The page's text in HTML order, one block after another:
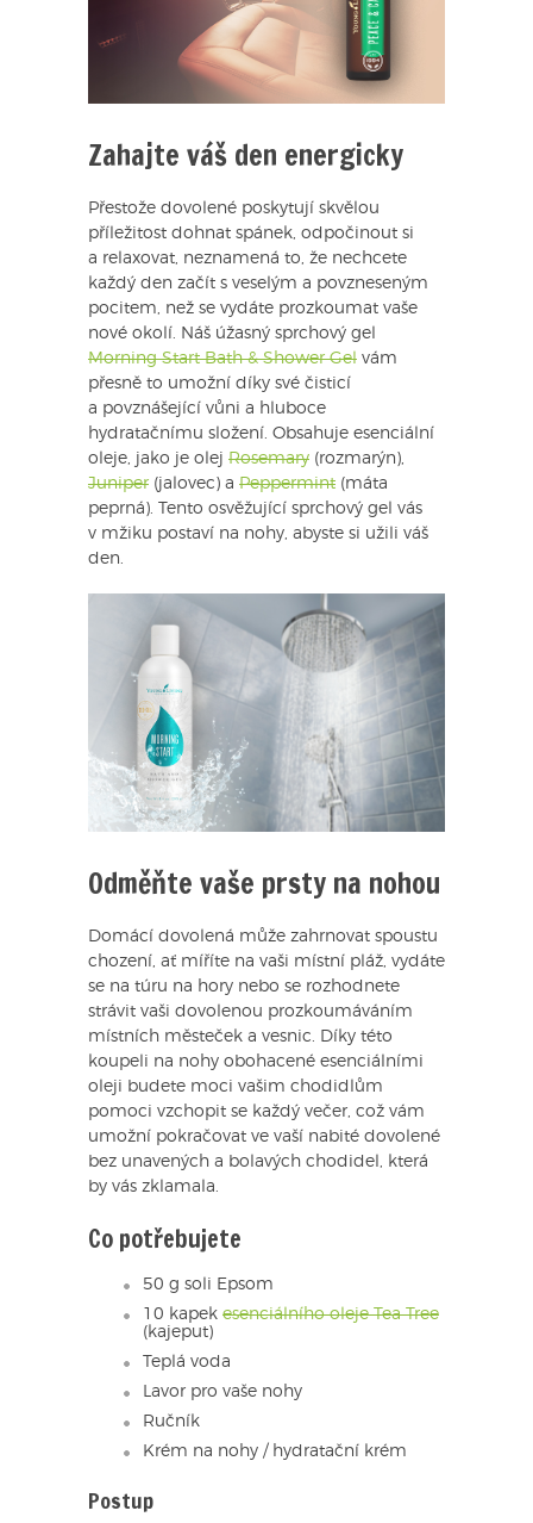
Zahajte váš den energicky
Přestože dovolené poskytují skvělou
příležitost dohnat spánek, odpočinout si
a relaxovat, neznamená to, že nechcete
každý den začít s veselým a povzneseným
pocitem, než se vydáte prozkoumat vaše
nové okolí. Náš úžasný sprchový gel
Morning Start Bath & Shower Gel vám
přesně to umožní díky své čisticí
a povznášející vůni a hluboce
hydratačnímu složení. Obsahuje esenciální
oleje, jako je olej Rosemary (rozmarýn),
Juniper (jalovec) a Peppermint (máta
peprná). Tento osvěžující sprchový gel vás
v mžiku postaví na nohy, abyste si užili váš
den.
Odměňte vaše prsty na nohou
Domácí dovolená může zahrnovat spoustu
chození, ať míříte na vaši místní pláž, vydáte
se na túru na hory nebo se rozhodnete
strávit vaši dovolenou prozkoumáváním
místních městeček a vesnic. Díky této
koupeli na nohy obohacené esenciálními
oleji budete moci vašim chodidlům
pomoci vzchopit se každý večer, což vám
umožní pokračovat ve vaší nabité dovolené
bez unavených a bolavých chodidel, která
by vás zklamala.
Co potřebujete
50 g soli Epsom
10 kapek esenciálního oleje Tea Tree
(kajeput)
Teplá voda
Lavor pro vaše nohy
Ručník
Krém na nohy / hydratační krém
Postup